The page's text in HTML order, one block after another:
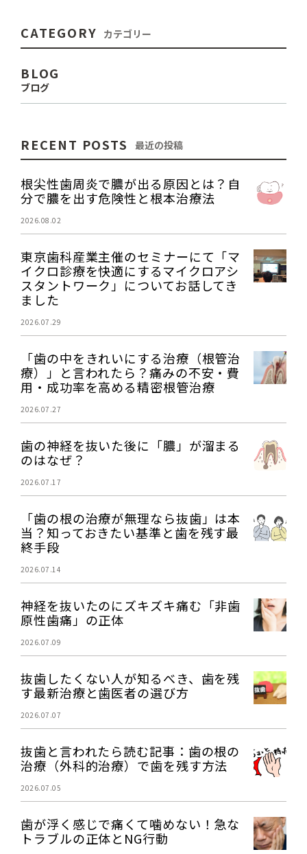
CATEGORY カテゴリー
BLOG
ブログ
RECENT POSTS 最近の投稿
根尖性歯周炎で膿が出る原因とは？自
分で膿を出す危険性と根本治療法
2026.08.02
東京歯科産業主催のセミナーにて「マ
イクロ診療を快適にするマイクロアシ
スタントワーク」についてお話してき
ました
2026.07.29
「歯の中をきれいにする治療（根管治
療）」と言われたら？痛みの不安・費
用・成功率を高める精密根管治療
2026.07.27
歯の神経を抜いた後に「膿」が溜まる
のはなぜ？
2026.07.17
「歯の根の治療が無理なら抜歯」は本
当？知っておきたい基準と歯を残す最
終手段
2026.07.14
神経を抜いたのにズキズキ痛む「非歯
原性歯痛」の正体
2026.07.09
抜歯したくない人が知るべき、歯を残
す最新治療と歯医者の選び方
2026.07.07
抜歯と言われたら読む記事：歯の根の
治療（外科的治療）で歯を残す方法
2026.07.05
歯が浮く感じで痛くて噛めない！急な
トラブルの正体とNG行動